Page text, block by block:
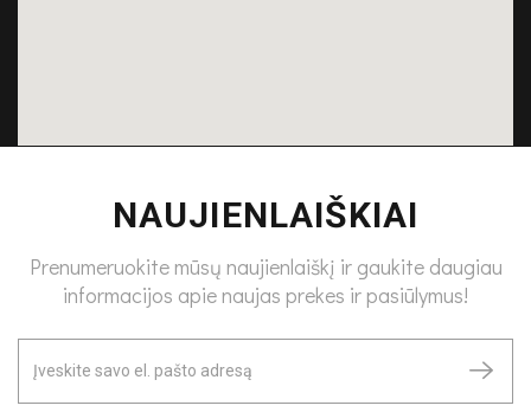
NAUJIENLAIŠKIAI
Prenumeruokite mūsų naujienlaiškį ir gaukite daugiau
informacijos apie naujas prekes ir pasiūlymus!